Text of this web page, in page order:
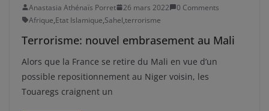
Anastasia Athénaïs Porret 26 mars 2022
0 Comments
Afrique,Etat Islamique,Sahel,terrorisme
Terrorisme: nouvel embrasement au Mali
Alors que la France se retire du Mali en vue d’un
possible repositionnement au Niger voisin, les
Touaregs craignent un